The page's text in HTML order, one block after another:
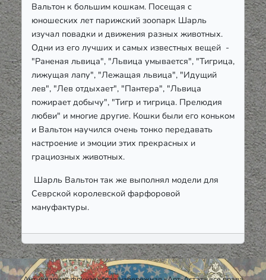
Вальтон к большим кошкам. Посещая с
юношеских лет парижский зоопарк Шарль
изучал повадки и движения разных животных.
Одни из его лучших и самых известных вещей -
"Раненая львица", "Львица умывается", "Тигрица,
лижущая лапу", "Лежащая львица", "Идущий
лев", "Лев отдыхает", "Пантера", "Львица
пожирает добычу", "Тигр и тигрица. Прелюдия
любви" и многие другие. Кошки были его коньком
и Вальтон научился очень тонко передавать
настроение и эмоции этих прекрасных и
грациозных животных.
Шарль Вальтон так же выполнял модели для
Севрской королевской фарфоровой
мануфактуры.